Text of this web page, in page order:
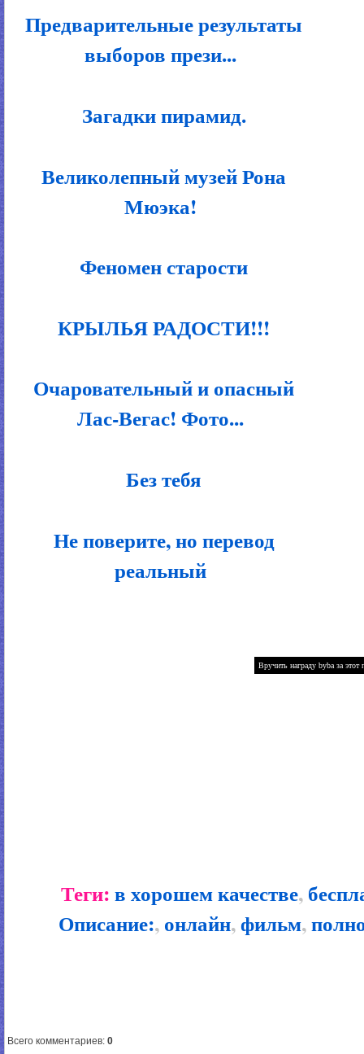
Предварительные результаты
выборов прези...
Загадки пирамид.
Великолепный музей Рона
Мюэка!
Феномен старости
КРЫЛЬЯ РАДОСТИ!!!
Очаровательный и опасный
Лас-Вегас! Фото...
Без тебя
Не поверите, но перевод
реальный
Теги:в хорошем качестве,
Описание:,онлайн,фильм,
Всего комментариев: 0